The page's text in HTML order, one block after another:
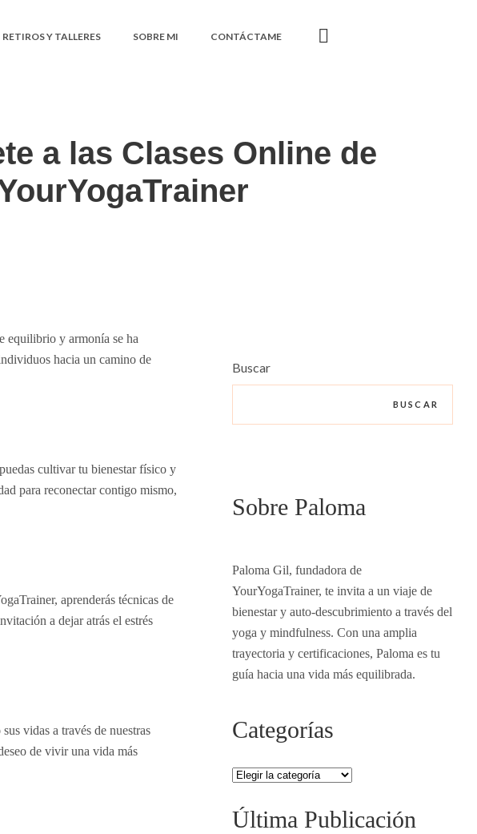
RETIROS Y TALLERES SOBRE MI CONTÁCTAME
a las Clases Online de
equilibrio y armonía se ha
hacia un camino de
cultivar tu bienestar físico y
para reconectar contigo mismo,
aprenderás técnicas de
a dejar atrás el estrés
vidas a través de nuestras
de vivir una vida más
Buscar
BUSCAR
Sobre Paloma
Paloma Gil, fundadora de
YourYogaTrainer, te invita a un viaje de
bienestar y auto-descubrimiento a través del
yoga y mindfulness. Con una amplia
trayectoria y certificaciones, Paloma es tu
guía hacia una vida más equilibrada.
Categorías
Última Publicación